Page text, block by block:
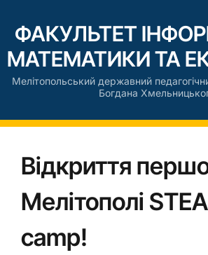
ФАКУЛЬТЕТ
МАТЕМАТИКИ ТА
Мелітопольський державний
Богдана
Відкриття
Мелітополі
camp!